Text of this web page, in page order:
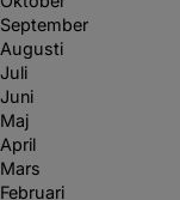
September
Augusti
Juli
Juni
Maj
April
Mars
Februari